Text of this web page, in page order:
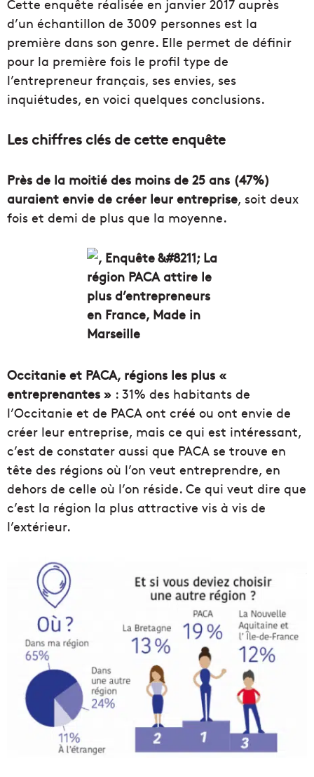
Cette enquête réalisée en janvier 2017 auprès
d’un échantillon de 3009 personnes est la
première dans son genre. Elle permet de définir
pour la première fois le profil type de
l’entrepreneur français, ses envies, ses
inquiétudes, en voici quelques conclusions.
Les chiffres clés de cette enquête
Près de la moitié des moins de 25 ans (47%)
auraient envie de créer leur entreprise, soit deux
fois et demi de plus que la moyenne.
Occitanie et PACA, régions les plus «
entreprenantes » : 31% des habitants de
l’Occitanie et de PACA ont créé ou ont envie de
créer leur entreprise, mais ce qui est intéressant,
c’est de constater aussi que PACA se trouve en
tête des régions où l’on veut entreprendre, en
dehors de celle où l’on réside. Ce qui veut dire que
c’est la région la plus attractive vis à vis de
l’extérieur.